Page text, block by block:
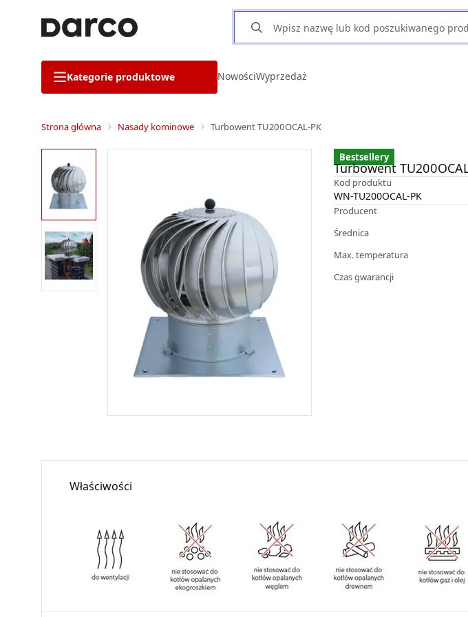
Kategorie produktowe NowościWyprzedaż
Strona główna Nasady kominowe Turbowent TU200OCAL-PK
Bestsellery
Turbowent
Kod produktu
WN-TU200OCAL-PK
Producent
Średnica
Max. temperatura
Czas gwarancji
Właściwości